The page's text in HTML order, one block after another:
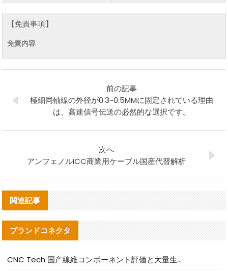
【免責事項】
免責内容
前の記事
極細同軸線の外径が0.3~0.5MMに固定されている理由
は、高速信号伝送の必然的な選択です。
次へ
アンフェノルICC商業用ケーブル国産代替解析
関連記事
ブランドコネクタ
CNC Tech 国产線維コンポーネント評価と大量生産適合ガイド